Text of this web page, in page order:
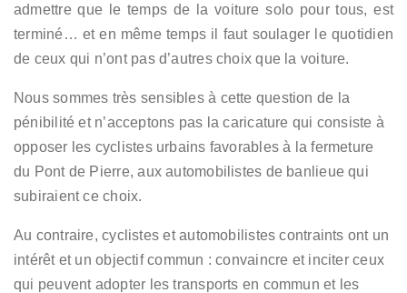
admettre que le temps de la voiture solo pour tous, est
terminé… et en même temps il faut soulager le quotidien
de ceux qui n’ont pas d’autres choix que la voiture.
Nous sommes très sensibles à cette question de la
pénibilité et n’acceptons pas la caricature qui consiste à
opposer les cyclistes urbains favorables à la fermeture
du Pont de Pierre, aux automobilistes de banlieue qui
subiraient ce choix.
Au contraire, cyclistes et automobilistes contraints ont un
intérêt et un objectif commun : convaincre et inciter ceux
qui peuvent adopter les transports en commun et les